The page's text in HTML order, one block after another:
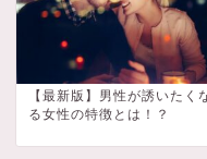
【最新版】男性が誘いたく
る女性の特徴とは！？